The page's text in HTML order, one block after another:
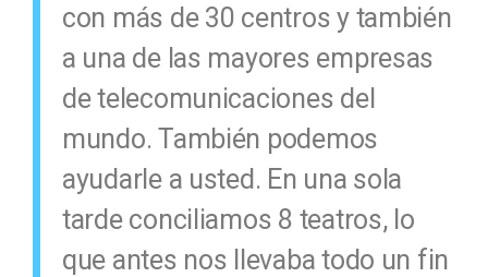
con más de 30 centros y también
a una de las mayores empresas
de telecomunicaciones del
mundo. También podemos
ayudarle a usted. En una sola
tarde conciliamos 8 teatros, lo
que antes nos llevaba todo un fin